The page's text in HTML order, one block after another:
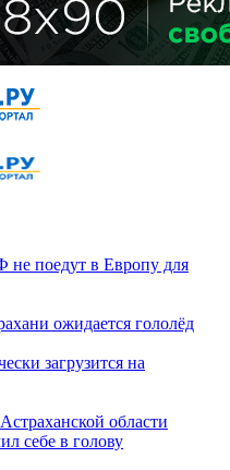
поедут в Европу для
ожидается гололёд
загрузится на
области
себе в голову